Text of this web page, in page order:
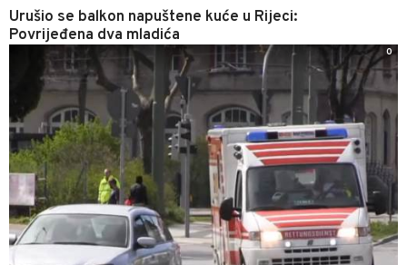
Urušio se balkon napuštene kuće u Rijeci:
Povrijeđena dva mladića
0